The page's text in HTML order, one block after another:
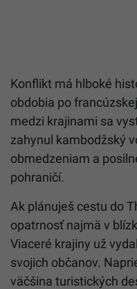
Konflikt má hlboké
obdobia po
medzi krajinami sa
zahynul kambodžský
obmedzeniam a
pohraničí.
Ak plánuješ cestu do
opatrnosť najmä v
Viaceré krajiny už
svojich občanov.
väčšina turistických